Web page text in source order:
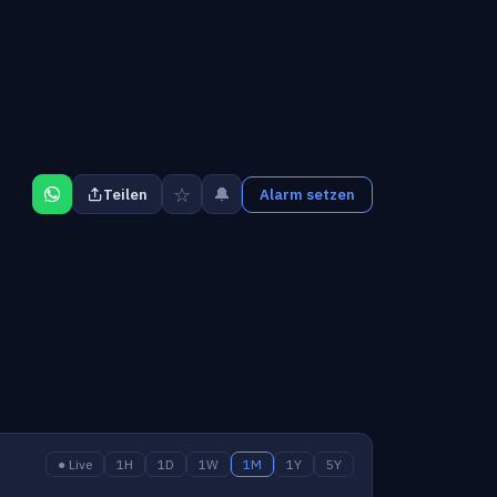
Teilen ☆ 🔔 Alarm setzen
● Live 1H 1D 1W 1M 1Y 5Y